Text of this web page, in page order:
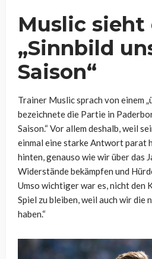
Muslic sieht
„Sinnbild
Saison“
Trainer Muslic sprach von einem
bezeichnete die Partie in
Saison.“ Vor allem deshalb, weil
einmal eine starke Antwort parat
hinten, genauso wie wir über das
Widerstände bekämpfen und
Umso wichtiger war es, nicht den
Spiel zu bleiben, weil auch wir die
haben.“